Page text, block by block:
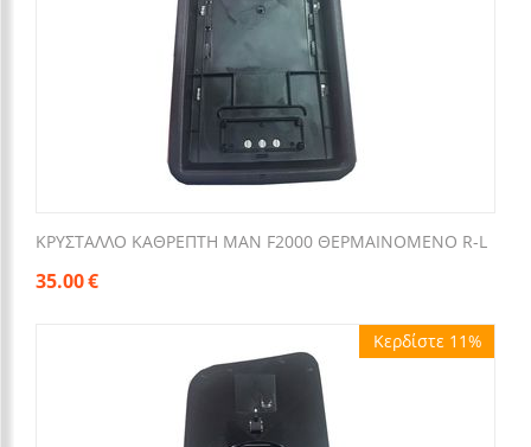
ΚΡΥΣΤΑΛΛΟ ΚΑΘΡΕΠΤΗ MΑΝ F2000 ΘΕΡΜΑΙΝΟΜΕΝΟ R-L
35.00€
Κερδίστε 11%